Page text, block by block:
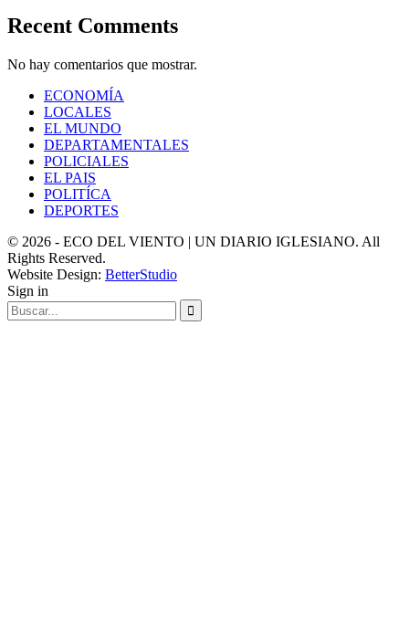
Recent Comments
No hay comentarios que mostrar.
ECONOMÍA
LOCALES
EL MUNDO
DEPARTAMENTALES
POLICIALES
EL PAIS
POLITÍCA
DEPORTES
© 2026 - ECO DEL VIENTO | UN DIARIO IGLESIANO. All
Rights Reserved.
Website Design: BetterStudio
Sign in